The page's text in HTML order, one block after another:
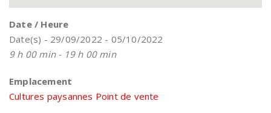
Date / Heure
Date(s) - 29/09/2022 - 05/10/2022
9 h 00 min - 19 h 00 min
Emplacement
Cultures paysannes Point de vente